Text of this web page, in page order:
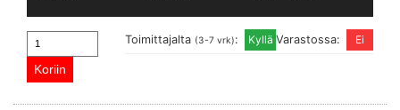
Varastossa:
Toimittajalta (3-7 vrk):